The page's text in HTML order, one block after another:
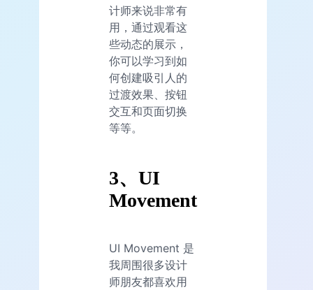
计师来说非常有
用，通过观看这
些动态的展示，
你可以学习到如
何创建吸引人的
过渡效果、按钮
交互和页面切换
等等。
3、 UI
Movement
UI Movement 是
我周围很多设计
师朋友都喜欢用